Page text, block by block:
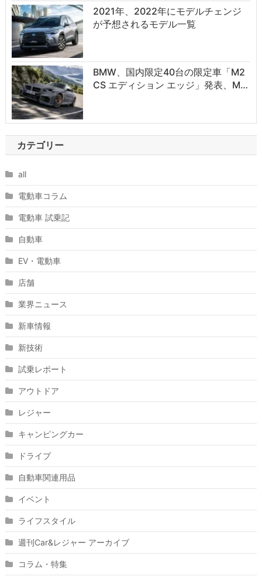
2021年、2022年にモデルチェンジ
が予想されるモデル一覧
BMW、国内限定40台の限定車「M2
CS エディション エッジ」発表、M…
カテゴリー
all
電動車コラム
電動車 試乗記
自動車
EV・電動車
店舗
業界ニュース
新車情報
新技術
試乗レポート
アウトドア
レジャー
キャンピングカー
ドライブ
自動車関連用品
イベント
ライフスタイル
週刊Car&レジャー アーカイブ
コラム・特集